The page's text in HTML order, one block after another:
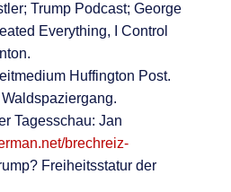
Trump Podcast; George
Everything, I Control
Huffington Post.
Tagesschau: Jan
brechreiz-
Freiheitsstatur der